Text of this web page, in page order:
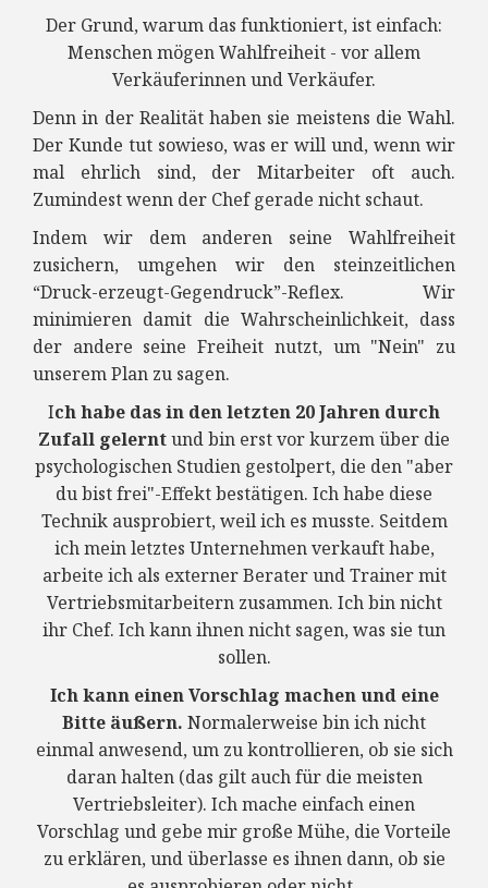
Der Grund, warum das funktioniert, ist einfach:
Menschen mögen Wahlfreiheit - vor allem
Verkäuferinnen und Verkäufer.
Denn in der Realität haben sie meistens die Wahl.
Der Kunde tut sowieso, was er will und, wenn wir
mal ehrlich sind, der Mitarbeiter oft auch.
Zumindest wenn der Chef gerade nicht schaut.
Indem wir dem anderen seine Wahlfreiheit
zusichern, umgehen wir den steinzeitlichen
“Druck-erzeugt-Gegendruck”-Reflex. Wir
minimieren damit die Wahrscheinlichkeit, dass
der andere seine Freiheit nutzt, um "Nein" zu
unserem Plan zu sagen.
Ich habe das in den letzten 20 Jahren durch
Zufall gelerntund bin erst vor kurzem über die
psychologischen Studien gestolpert, die den "aber
du bist frei"-Effekt bestätigen. Ich habe diese
Technik ausprobiert, weil ich es musste. Seitdem
ich mein letztes Unternehmen verkauft habe,
arbeite ich als externer Berater und Trainer mit
Vertriebsmitarbeitern zusammen. Ich bin nicht
ihr Chef. Ich kann ihnen nicht sagen, was sie tun
sollen.
Ich kann einen Vorschlag machen und eine
Bitte äußern. Normalerweise bin ich nicht
einmal anwesend, um zu kontrollieren, ob sie sich
daran halten (das gilt auch für die meisten
Vertriebsleiter). Ich mache einfach einen
Vorschlag und gebe mir große Mühe, die Vorteile
zu erklären, und überlasse es ihnen dann, ob sie